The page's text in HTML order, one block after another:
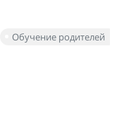
Обучение родителей